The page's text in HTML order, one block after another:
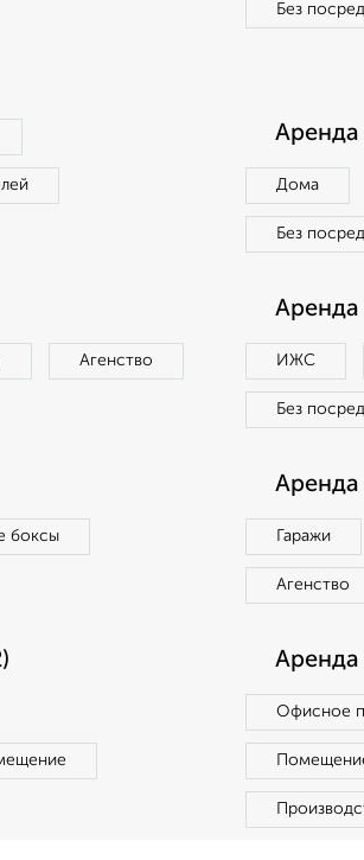
Без
Аренда
Дома
Без
Агенство
Аренда
ИЖС
Без
боксы Гаражи
Агенство
Офисное